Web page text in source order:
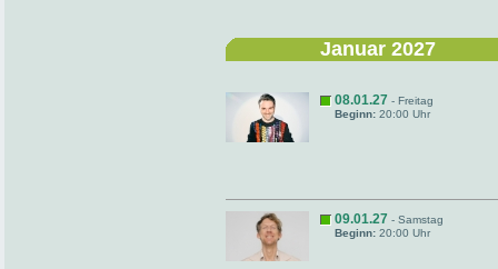
Januar 2027
08.01.27 - Freitag
Beginn: 20:00 Uhr
09.01.27 - Samstag
Beginn: 20:00 Uhr